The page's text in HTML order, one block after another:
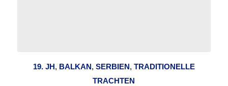
19. JH, BALKAN, SERBIEN, TRADITIONELLE
TRACHTEN